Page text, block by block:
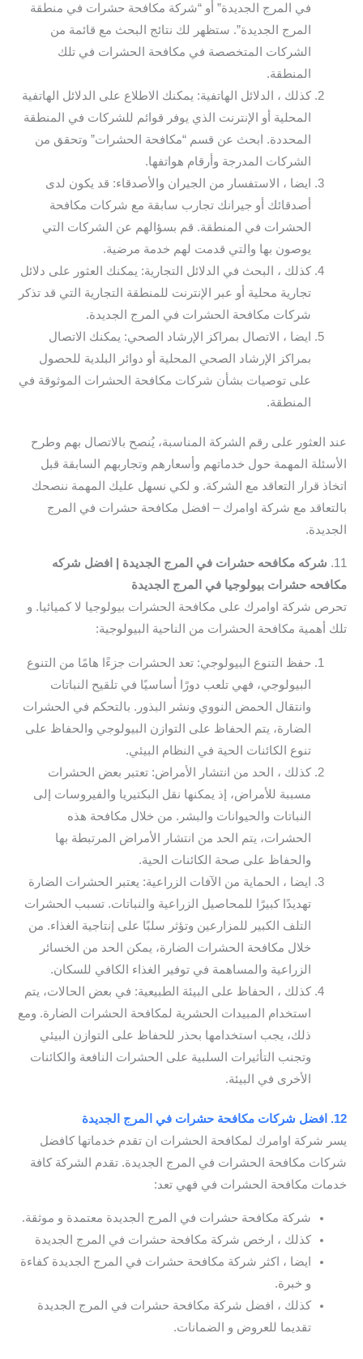
في المرج الجديدة” أو “شركة مكافحة حشرات في منطقة
المرج الجديدة”. ستظهر لك نتائج البحث مع قائمة من
الشركات المتخصصة في مكافحة الحشرات في تلك
المنطقة.
كذلك ، الدلائل الهاتفية: يمكنك الاطلاع على الدلائل الهاتفية
المحلية أو الإنترنت الذي يوفر قوائم للشركات في المنطقة
المحددة. ابحث عن قسم “مكافحة الحشرات” وتحقق من
الشركات المدرجة وأرقام هواتفها.
ايضا ، الاستفسار من الجيران والأصدقاء: قد يكون لدى
أصدقائك أو جيرانك تجارب سابقة مع شركات مكافحة
الحشرات في المنطقة. قم بسؤالهم عن الشركات التي
يوصون بها والتي قدمت لهم خدمة مرضية.
كذلك ، البحث في الدلائل التجارية: يمكنك العثور على دلائل
تجارية محلية أو عبر الإنترنت للمنطقة التجارية التي قد تذكر
شركات مكافحة الحشرات في المرج الجديدة.
ايضا ، الاتصال بمراكز الإرشاد الصحي: يمكنك الاتصال
بمراكز الإرشاد الصحي المحلية أو دوائر البلدية للحصول
على توصيات بشأن شركات مكافحة الحشرات الموثوقة في
المنطقة.
عند العثور على رقم الشركة المناسبة، يُنصح بالاتصال بهم وطرح
الأسئلة المهمة حول خدماتهم وأسعارهم وتجاربهم السابقة قبل
اتخاذ قرار التعاقد مع الشركة. و لكي نسهل عليك المهمة ننصحك
بالتعاقد مع شركة اوامرك – افضل مكافحة حشرات في المرج
الجديدة.
11.
شركه مكافحه حشرات في المرج الجديدة | افضل شركه
مكافحه حشرات بيولوجيا في المرج الجديدة
تحرص شركة اوامرك على مكافحة الحشرات بيولوجيا لا كميائيا. و
تلك أهمية مكافحة الحشرات من الناحية البيولوجية:
حفظ التنوع البيولوجي: تعد الحشرات جزءًا هامًا من التنوع
البيولوجي، فهي تلعب دورًا أساسيًا في تلقيح النباتات
وانتقال الحمض النووي ونشر البذور. بالتحكم في الحشرات
الضارة، يتم الحفاظ على التوازن البيولوجي والحفاظ على
تنوع الكائنات الحية في النظام البيئي.
كذلك ، الحد من انتشار الأمراض: تعتبر بعض الحشرات
مسببة للأمراض، إذ يمكنها نقل البكتيريا والفيروسات إلى
النباتات والحيوانات والبشر. من خلال مكافحة هذه
الحشرات، يتم الحد من انتشار الأمراض المرتبطة بها
والحفاظ على صحة الكائنات الحية.
ايضا ، الحماية من الآفات الزراعية: يعتبر الحشرات الضارة
تهديدًا كبيرًا للمحاصيل الزراعية والنباتات. تسبب الحشرات
التلف الكبير للمزارعين وتؤثر سلبًا على إنتاجية الغذاء. من
خلال مكافحة الحشرات الضارة، يمكن الحد من الخسائر
الزراعية والمساهمة في توفير الغذاء الكافي للسكان.
كذلك ، الحفاظ على البيئة الطبيعية: في بعض الحالات، يتم
استخدام المبيدات الحشرية لمكافحة الحشرات الضارة. ومع
ذلك، يجب استخدامها بحذر للحفاظ على التوازن البيئي
وتجنب التأثيرات السلبية على الحشرات النافعة والكائنات
الأخرى في البيئة.
12. افضل شركات مكافحة حشرات في المرج الجديدة
يسر شركة اوامرك لمكافحة الحشرات ان تقدم خدماتها كافضل
شركات مكافحة الحشرات في المرج الجديدة. تقدم الشركة كافة
خدمات مكافحة الحشرات في فهي تعد:
شركة مكافحة حشرات في المرج الجديدة معتمدة و موثقة.
كذلك ، ارخص شركة مكافحة حشرات في المرج الجديدة
ايضا ، اكثر شركة مكافحة حشرات في المرج الجديدة كفاءة
و خبرة.
كذلك ، افضل شركة مكافحة حشرات في المرج الجديدة
تقديما للعروض و الضمانات.